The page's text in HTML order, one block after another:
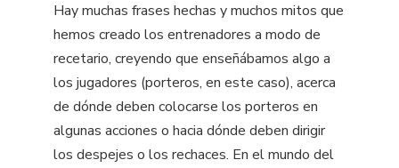
Hay muchas frases hechas y muchos mitos que
hemos creado los entrenadores a modo de
recetario, creyendo que enseñábamos algo a
los jugadores (porteros, en este caso), acerca
de dónde deben colocarse los porteros en
algunas acciones o hacia dónde deben dirigir
los despejes o los rechaces. En el mundo del